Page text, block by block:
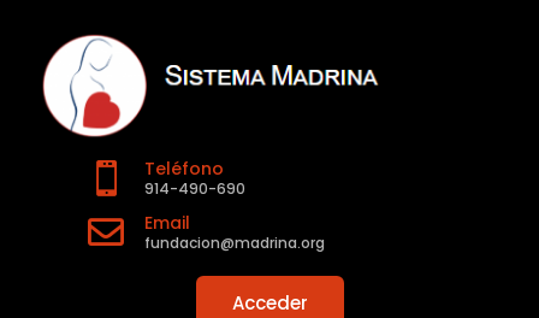
 Teléfono
914-490-690
 Email
fundacion@madrina.org
Acceder